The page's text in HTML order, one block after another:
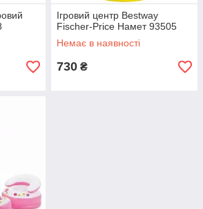
Ігровий центр Bestway
Fischer-Price Намет 93505
Немає в наявності
730 ₴